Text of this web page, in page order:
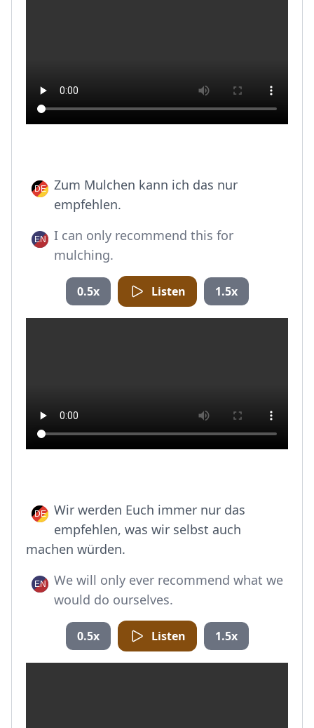
Zum Mulchen kann ich das nur
empfehlen.
I can only recommend this for
mulching.
0.5x Listen 1.5x
Wir werden Euch immer nur das
empfehlen, was wir selbst auch
machen würden.
We will only ever recommend what we
would do ourselves.
0.5x Listen 1.5x